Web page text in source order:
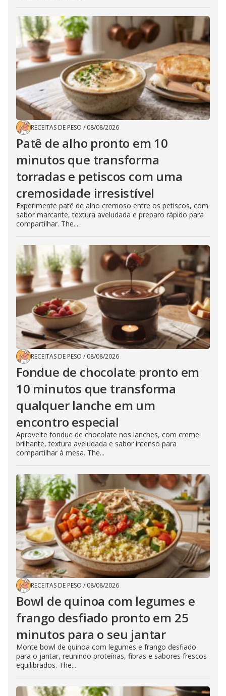
RECEITAS DE PESO / 08/08/2026
Patê de alho pronto em 10
minutos que transforma
torradas e petiscos com uma
cremosidade irresistível
Experimente patê de alho cremoso entre os petiscos, com
sabor marcante, textura aveludada e preparo rápido para
compartilhar. The...
RECEITAS DE PESO / 08/08/2026
Fondue de chocolate pronto em
10 minutos que transforma
qualquer lanche em um
encontro especial
Aproveite fondue de chocolate nos lanches, com creme
brilhante, textura aveludada e sabor intenso para
compartilhar à mesa. The...
RECEITAS DE PESO / 08/08/2026
Bowl de quinoa com legumes e
frango desfiado pronto em 25
minutos para o seu jantar
Monte bowl de quinoa com legumes e frango desfiado
para o jantar, reunindo proteínas, fibras e sabores frescos
equilibrados. The...